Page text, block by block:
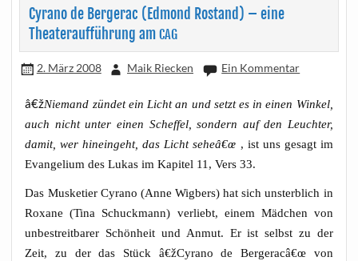
Cyrano de Bergerac (Edmond Rostand) – eine
Theateraufführung amCAG
2. März 2008 Maik Riecken Ein Kommentar
â€žNie­mand zün­det ein Licht an und setzt es in einen Win­kel,
auch nicht unter einen Schef­fel, son­dern auf den Leuch­ter,
damit, wer hin­ein­geht, das Licht seheâ€œ , ist uns gesagt im
Evan­ge­li­um des Lukas im Kapi­tel 11, Vers 33.
Das Mus­ke­tier Cyra­no (Anne Wig­bers) hat sich unsterb­lich in
Roxa­ne (Tina Schuck­mann) ver­liebt, einem Mäd­chen von
unbe­streit­ba­rer Schön­heit und Anmut. Er ist selbst zu der
Zeit, zu der das Stück â€žCyrano de Bergeracâ€œ von